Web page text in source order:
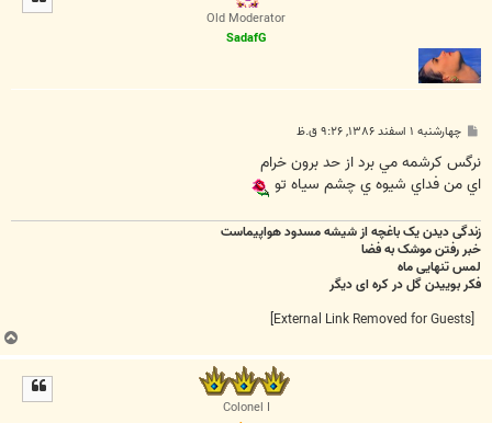
Old Moderator
SadafG
پ
ت
چهارشنبه ۱ اسفند ۱۳۸۶, ۹:۲۶ ق.ظ
نرگس کرشمه مي برد از حد برون خرام
اي من فداي شيوه ي چشم سياه تو
زندگی دیدن یک باغچه از شیشه مسدود هواپیماست
خبر رفتن موشک به فضا
لمس تنهایی ماه
فکر بوییدن گل در کره ای دیگر
ب
ا
Colonel I